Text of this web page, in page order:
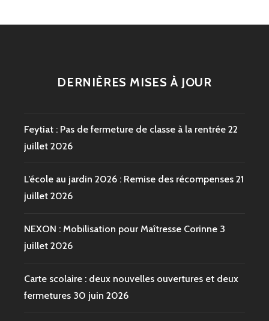
DERNIÈRES MISES À JOUR
Feytiat : Pas de fermeture de classe à la rentrée 22
juillet 2026
L’école au jardin 2026 : Remise des récompenses 21
juillet 2026
NEXON : Mobilisation pour Maîtresse Corinne 3
juillet 2026
Carte scolaire : deux nouvelles ouvertures et deux
fermetures 30 juin 2026